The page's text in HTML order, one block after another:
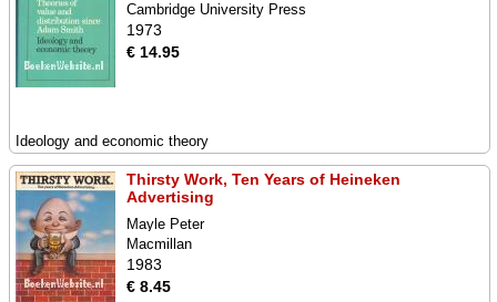
Cambridge University Press
1973
€ 14.95
Ideology and economic theory
Thirsty Work, Ten Years of Heineken
Advertising
Mayle Peter
Macmillan
1983
€ 8.45